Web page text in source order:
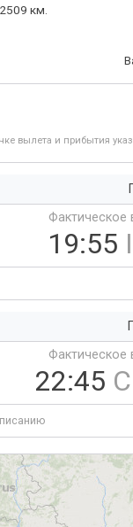
2509 км.
вылета и прибытия
Фактическое
19:55
Фактическое
22:45